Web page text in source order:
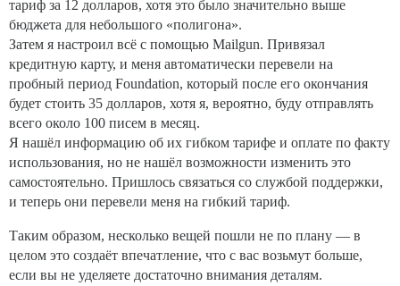
тариф за 12 долларов, хотя это было значительно выше
бюджета для небольшого «полигона».
Затем я настроил всё с помощью Mailgun. Привязал
кредитную карту, и меня автоматически перевели на
пробный период Foundation, который после его окончания
будет стоить 35 долларов, хотя я, вероятно, буду отправлять
всего около 100 писем в месяц.
Я нашёл информацию об их гибком тарифе и оплате по факту
использования, но не нашёл возможности изменить это
самостоятельно. Пришлось связаться со службой поддержки,
и теперь они перевели меня на гибкий тариф.
Таким образом, несколько вещей пошли не по плану — в
целом это создаёт впечатление, что с вас возьмут больше,
если вы не уделяете достаточно внимания деталям.